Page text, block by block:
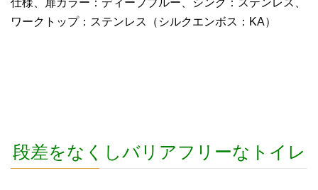
ワークトップ：ステンレス（シルクエンボス：KA）
段差をなくしバリアフリーなトイレ